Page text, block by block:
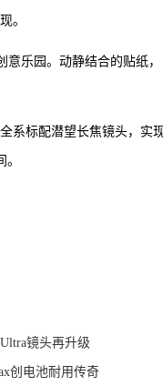
。
乐园。动静结合的贴纸，
系标配潜望长焦镜头，实
镜头再升级
创电池耐用传奇